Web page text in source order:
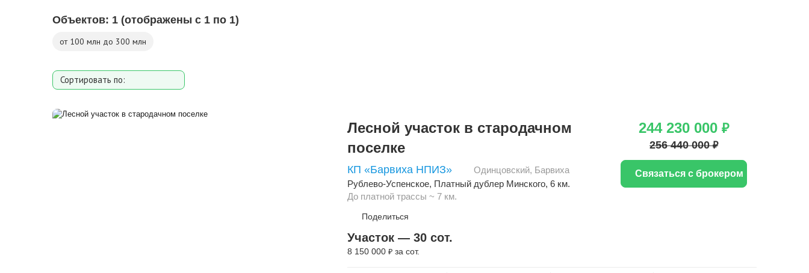
Объектов: 1 (отображены с 1 по 1)
от 100 млн до 300 млн
Сортировать по:
Расстоянию от МКАД
Лесной участок в стародачном
поселке
КП «Барвиха НПИЗ» Одинцовский, Барвиха
Рублево-Успенское, Платный дублер Минского, 6 км.
До платной трассы ~ 7 км.
Поделиться
Участок — 30 сот.
8 150 000 ₽ за сот.
244 230 000 ₽
256 440 000 ₽
Связаться с брокером